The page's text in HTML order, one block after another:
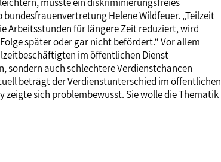
Helene Wildfeuer. „Teilzeit
Arbeitsstunden für längere Zeit reduziert, wird
später oder gar nicht befördert.“ Vor allem
im öffentlichen Dienst
sondern auch schlechtere Verdienstchancen
beträgt der Verdienstunterschied im öffentlichen
sich problembewusst. Sie wolle die Thematik